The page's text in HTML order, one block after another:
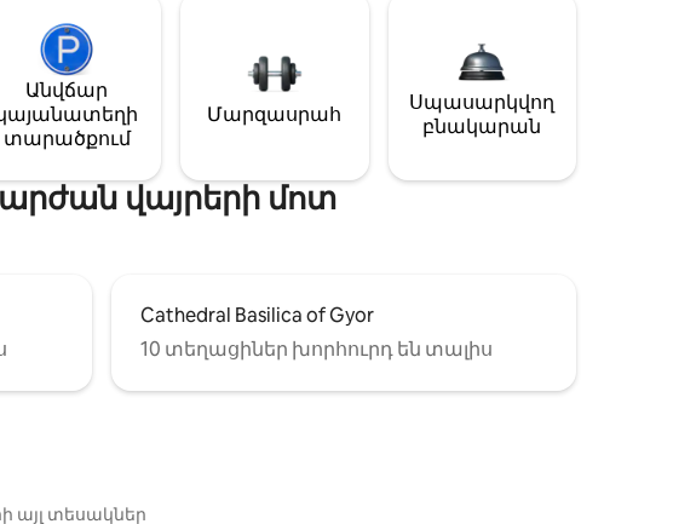
Անվճար
տարածքում
Մարզասրահ
Սպասարկվող
բնակարան
վայրերի մոտ
Cathedral Basilica of Gyor
10 տեղացիներ խորհուրդ են տալիս
այլ տեսակներ